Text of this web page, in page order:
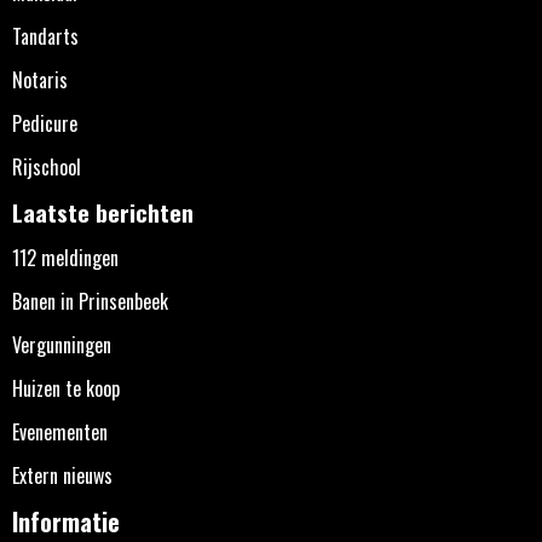
Tandarts
Notaris
Pedicure
Rijschool
Laatste berichten
112 meldingen
Banen in Prinsenbeek
Vergunningen
Huizen te koop
Evenementen
Extern nieuws
Informatie